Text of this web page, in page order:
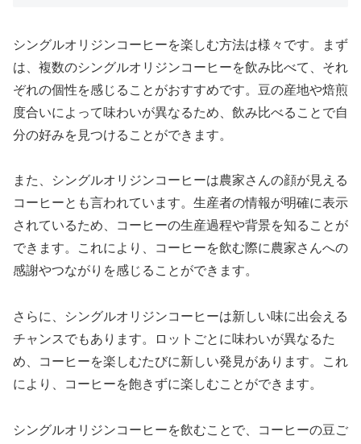
シングルオリジンコーヒーを楽しむ方法は様々です。まず
は、複数のシングルオリジンコーヒーを飲み比べて、それ
ぞれの個性を感じることがおすすめです。豆の産地や焙煎
度合いによって味わいが異なるため、飲み比べることで自
分の好みを見つけることができます。
また、シングルオリジンコーヒーは農家さんの顔が見える
コーヒーとも言われています。生産者の情報が明確に表示
されているため、コーヒーの生産過程や背景を知ることが
できます。これにより、コーヒーを飲む際に農家さんへの
感謝やつながりを感じることができます。
さらに、シングルオリジンコーヒーは新しい味に出会える
チャンスでもあります。ロットごとに味わいが異なるた
め、コーヒーを楽しむたびに新しい発見があります。これ
により、コーヒーを飽きずに楽しむことができます。
シングルオリジンコーヒーを飲むことで、コーヒーの豆ご